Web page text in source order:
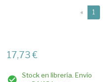
« 1
17,73 €
Stock en librería. Envío